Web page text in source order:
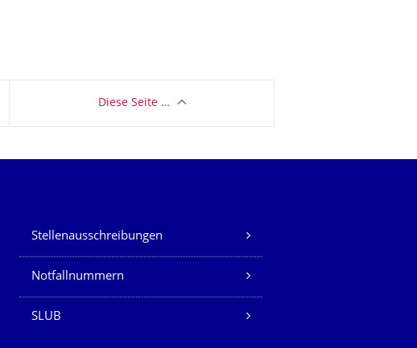
Diese Seite …
Stellenausschreibungen
Notfallnummern
SLUB